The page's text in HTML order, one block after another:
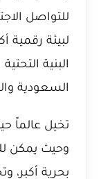
للتواصل
لبيئة رقمية
السعودية
تخيل عالماً
وحيث يمكن
بحرية